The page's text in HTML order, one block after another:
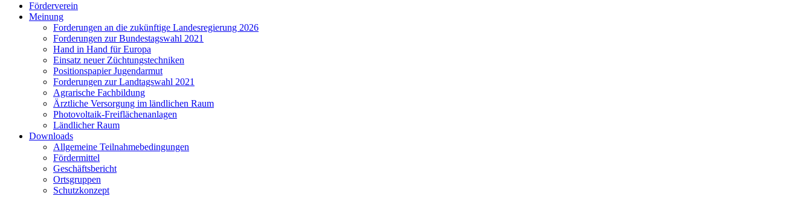
Förderverein
Meinung
Forderungen an die zukünftige Landesregierung 2026
Forderungen zur Bundestagswahl 2021
Hand in Hand für Europa
Einsatz neuer Züchtungstechniken
Positionspapier Jugendarmut
Forderungen zur Landtagswahl 2021
Agrarische Fachbildung
Ärztliche Versorgung im ländlichen Raum
Photovoltaik-Freiflächenanlagen
Ländlicher Raum
Downloads
Allgemeine Teilnahmebedingungen
Fördermittel
Geschäftsbericht
Ortsgruppen
Schutzkonzept